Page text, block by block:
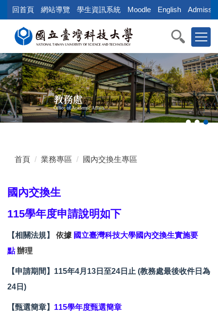
到
內
容
區
回首頁 網站導覽 學生資訊系統 Moodle English
教務處
Office of Academic Affairs
首頁 業務專區 國內交換生專區
國內交換生
115學年度申請說明如下
【相關法規】 依據 國立臺灣科技大學國內交換生實施要
點辦理
【申請期間】115年4月13日至24日止 (教務處最後收件日為
24日)
【甄選簡章】 115學年度甄選簡章